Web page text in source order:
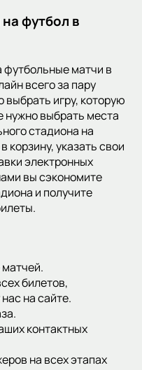
на футбол в
футбольные матчи в
всего за пару
выбрать игру, которую
нужно выбрать места
стадиона на
корзину, указать свои
электронных
вы сэкономите
и получите
билетов,
на сайте.
контактных
на всех этапах